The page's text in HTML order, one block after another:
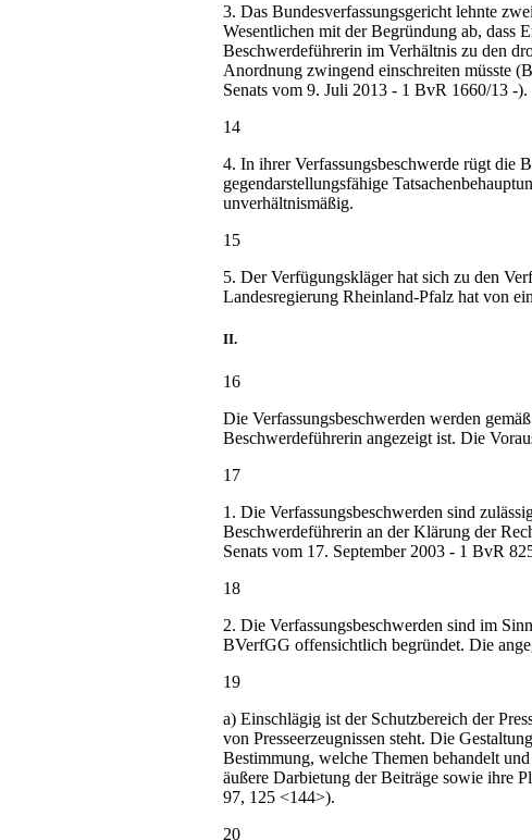
3. Das Bundesverfassungsgericht lehnte
Wesentlichen mit der Begründung ab, dass
Beschwerdeführerin im Verhältnis zu den
Anordnung zwingend einschreiten müsste
Senats vom 9. Juli 2013 - 1 BvR 1660/13 -).
14
4. In ihrer Verfassungsbeschwerde rügt die
gegendarstellungsfähige
unverhältnismäßig.
15
5. Der Verfügungskläger hat sich zu den
Landesregierung Rheinland-Pfalz hat von
II.
16
Die Verfassungsbeschwerden werden
Beschwerdeführerin angezeigt ist. Die
17
1. Die Verfassungsbeschwerden sind
Beschwerdeführerin an der Klärung der
Senats vom 17. September 2003 - 1 BvR
18
2. Die Verfassungsbeschwerden sind im
BVerfGG offensichtlich begründet. Die
19
a) Einschlägig ist der Schutzbereich der
von Presseerzeugnissen steht. Die
Bestimmung, welche Themen behandelt
äußere Darbietung der Beiträge sowie ihre
97, 125 <144>).
20